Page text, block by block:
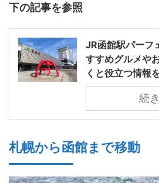
下の記事を参照
JR函館駅パーフ
すすめグルメや
くと役立つ情報
続
札幌から函館まで移動